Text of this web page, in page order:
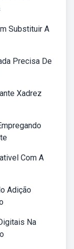
Substituir A
Precisa De
Xadrez
Com A
Adição
Na